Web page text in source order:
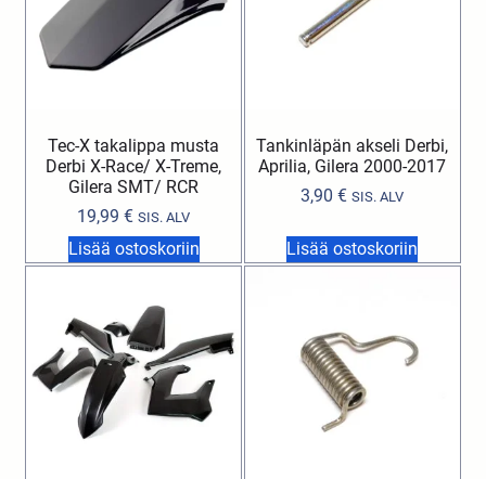
Tec-X takalippa musta
Derbi X-Race/ X-Treme,
Gilera SMT/ RCR
19,99€ SIS. ALV
Lisää ostoskoriin
Tankinläpän akseli Derbi,
Aprilia, Gilera 2000-2017
3,90€ SIS. ALV
Lisää ostoskoriin